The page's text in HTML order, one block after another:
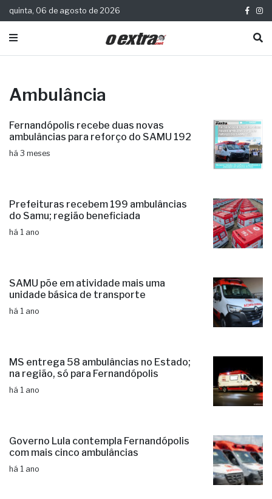
quinta, 06 de agosto de 2026
Ambulância
Fernandópolis recebe duas novas
ambulâncias para reforço do SAMU 192
há 3 meses
Prefeituras recebem 199 ambulâncias
do Samu; região beneficiada
há 1 ano
SAMU põe em atividade mais uma
unidade básica de transporte
há 1 ano
MS entrega 58 ambulâncias no Estado;
na região, só para Fernandópolis
há 1 ano
Governo Lula contempla Fernandópolis
com mais cinco ambulâncias
há 1 ano